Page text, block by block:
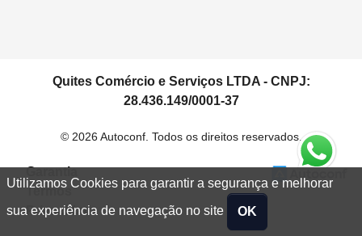
Utilizamos Cookies para garantir a segurança e melhorar
sua experiência de navegação no site OK
Quites Comércio e Serviços LTDA - CNPJ:
28.436.149/0001-37
© 2026 Autoconf. Todos os direitos reservados.
Garantia
Termos
Privacidade